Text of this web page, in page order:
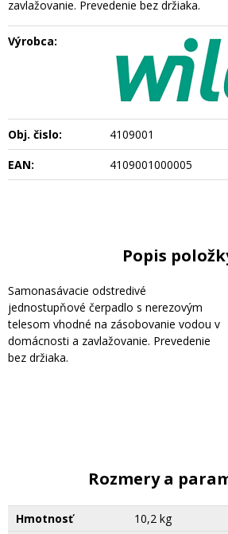
zavlažovanie. Prevedenie bez držiaka.
Výrobca:
Obj. čislo:
4109001
EAN:
4109001000005
Popis
Samonasávacie odstredivé
jednostupňové čerpadlo s nerezovým
telesom vhodné na zásobovanie vodou v
domácnosti a zavlažovanie. Prevedenie
bez držiaka.
Rozmery a
Hmotnosť
10,2 kg